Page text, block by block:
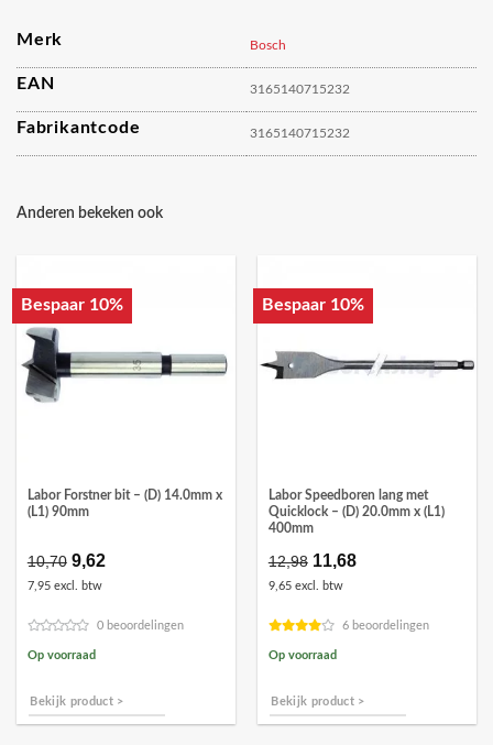
Merk Bosch
EAN 3165140715232
Fabrikantcode 3165140715232
Anderen bekeken ook
Bespaar 10%
Labor Forstner bit – (D) 14.0mm x
(L1) 90mm
10,70 Oorspronkelijke
prijs
was:
9,62Huidige
7,95 excl. btw
0 beoordelingen
Op voorraad
Bekijk product >
Bespaar 10%
Labor Speedboren lang met
Quicklock – (D) 20.0mm x (L1)
400mm
12,98 Oorspronkelijke
prijs
was:
11,68Huidige
9,65 excl. btw
6 beoordelingen
Op voorraad
Bekijk product >